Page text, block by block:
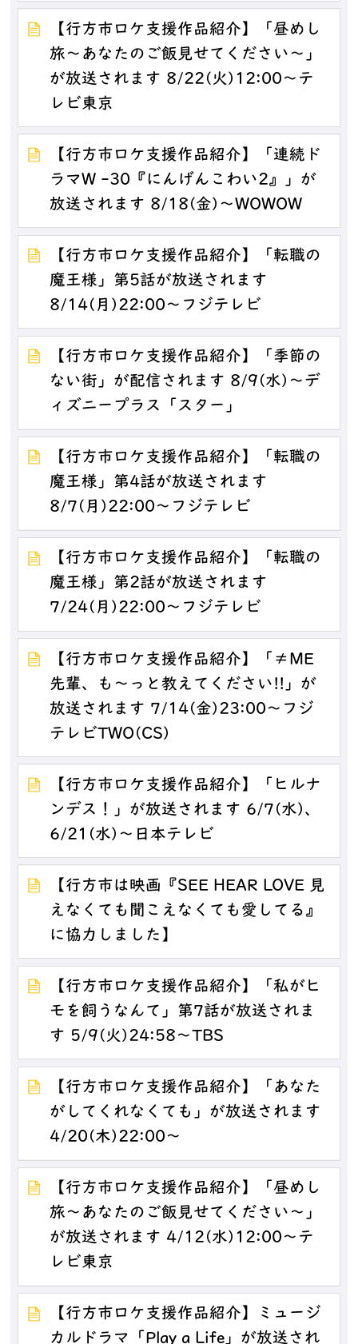
【行方市ロケ支援作品紹介】「昼めし
旅～あなたのご飯見せてください～」
が放送されます 8/22(火)12:00～テ
レビ東京
【行方市ロケ支援作品紹介】「連続ド
ラマW -30『にんげんこわい2』」が
放送されます 8/18(金)～WOWOW
【行方市ロケ支援作品紹介】「転職の
魔王様」第5話が放送されます
8/14(月)22:00～フジテレビ
【行方市ロケ支援作品紹介】「季節の
ない街」が配信されます 8/9(水)～デ
ィズニープラス「スター」
【行方市ロケ支援作品紹介】「転職の
魔王様」第4話が放送されます
8/7(月)22:00～フジテレビ
【行方市ロケ支援作品紹介】「転職の
魔王様」第2話が放送されます
7/24(月)22:00～フジテレビ
【行方市ロケ支援作品紹介】「≠ME
先輩、も～っと教えてください!!」が
放送されます 7/14(金)23:00～フジ
テレビTWO(CS)
【行方市ロケ支援作品紹介】「ヒルナ
ンデス！」が放送されます 6/7(水)、
6/21(水)～日本テレビ
【行方市は映画『SEE HEAR LOVE 見
えなくても聞こえなくても愛してる』
に協力しました】
【行方市ロケ支援作品紹介】「私がヒ
モを飼うなんて」第7話が放送されま
す 5/9(火)24:58～TBS
【行方市ロケ支援作品紹介】「あなた
がしてくれなくても」が放送されます
4/20(木)22:00～
【行方市ロケ支援作品紹介】「昼めし
旅～あなたのご飯見せてください～」
が放送されます 4/12(水)12:00～テ
レビ東京
【行方市ロケ支援作品紹介】ミュージ
カルドラマ「Play a Life」が放送され